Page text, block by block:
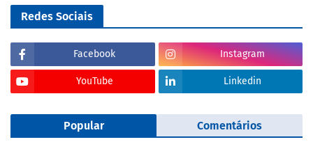
Redes Sociais
Facebook Instagram
YouTube Linkedin
Popular Comentários